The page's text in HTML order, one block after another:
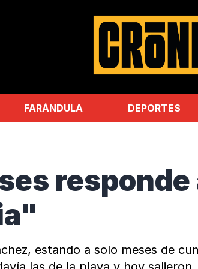
FARÁNDULA DEPORTES
estando a solo meses de